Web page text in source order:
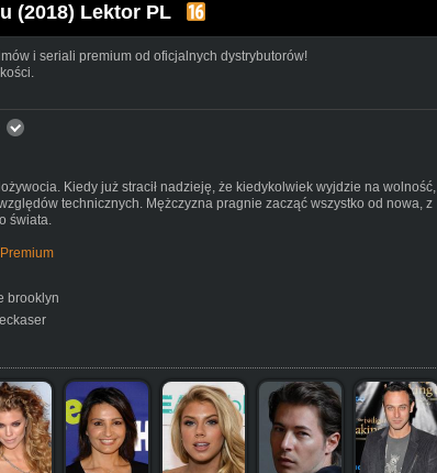
(2018) Lektor PL
i seriali premium od oficjalnych dystrybutorów!
Kiedy już stracił nadzieję, że kiedykolwiek wyjdzie na wolność,
technicznych. Mężczyzna pragnie zacząć wszystko od nowa, z
świata.
brooklyn